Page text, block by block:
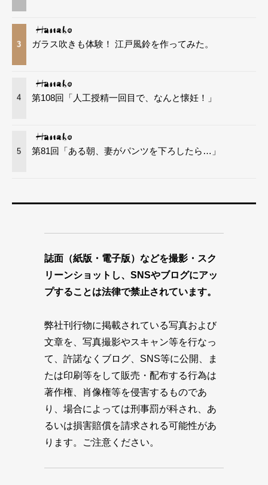
3 ガラス吹きも体験！ 江戸風鈴を作ってみた。
4 第108回「人工授精一回目で、なんと懐妊！」
5 第81回「ある朝、妻がパンツを下ろしたら…」
誌面（紙版・電子版）などを撮影・スク
リーンショットし、SNSやブログにアッ
プすることは法律で禁止されています。
弊社刊行物に掲載されている写真および
文章を、写真撮影やスキャン等を行なっ
て、許諾なくブログ、SNS等に公開、ま
たは印刷等をして販売・配布する行為は
著作権、肖像権等を侵害するものであ
り、場合によっては刑事罰が科され、あ
るいは損害賠償を請求される可能性があ
ります。ご注意ください。